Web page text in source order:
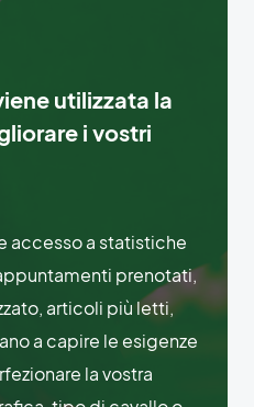
utilizzata la
i vostri
accesso a statistiche
prenotati,
articoli più letti,
a capire le esigenze
la vostra